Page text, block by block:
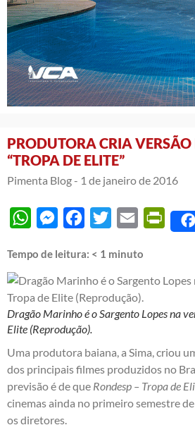
PRODUTORA CRIA
“TROPA DE ELITE”
Pimenta Blog - 1 de janeiro de 2016
WhatsAppMessengerFacebook
Twitter Email
Tempo de leitura: < 1 minuto
Dragão Marinho é o Sargento Lopes na
Elite (Reprodução).
Uma produtora baiana, a Sima, criou
dos principais filmes produzidos no
previsão é de que Rondesp – Tropa de
cinemas ainda no primeiro semestre
os diretores.